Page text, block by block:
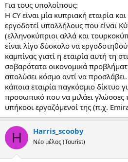
Για τους υπολοίπους:
Η CY είναι μία κυπριακή εταιρία
εργοδοτεί υπαλλήλους που είναι
(ελληνοκύπριοι αλλά και
είναι λίγο δύσκολο να
καμπίνας γιατί η εταιρία αυτή τη
σοβαρότατα οικονομικά
απολύσει κόσμο αντί να προσλάβει.
κάποια εταιρία παγκόσμιο δίκτυο
προσωπικό που να μιλάει γλώσσες
υπήκοοι εργαζόμενοί της (π.χ.
H Harris_scooby
Νέο μέλος (Tourist)